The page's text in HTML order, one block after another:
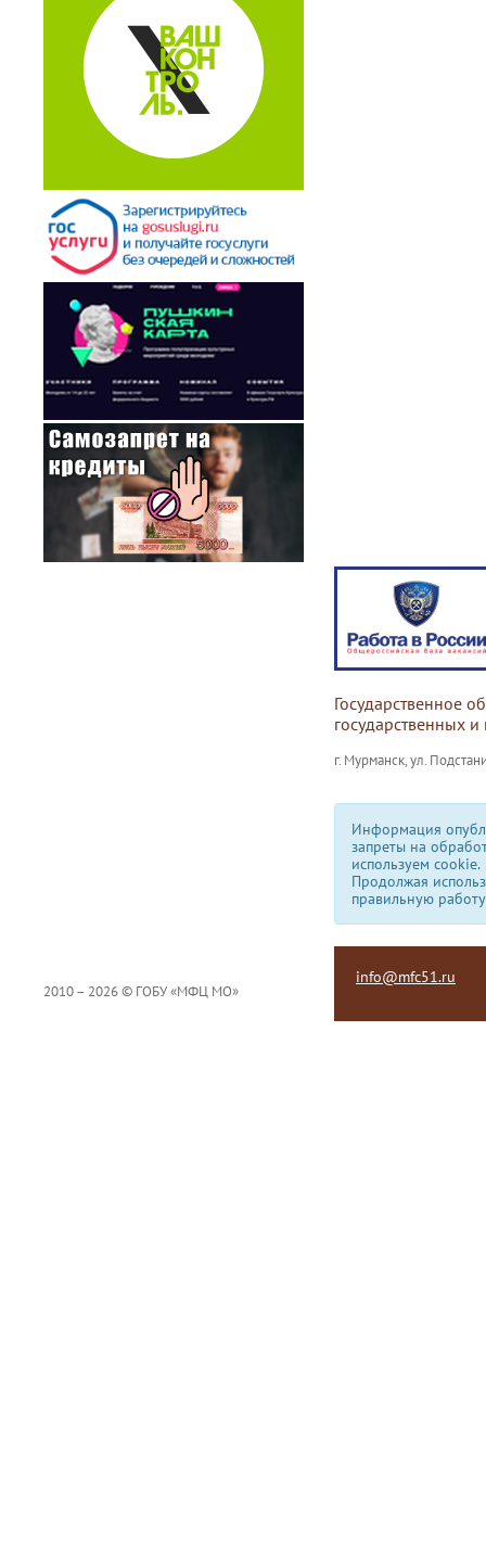
Государственное
государственных
г. Мурманск, ул.
Информация
запреты на
используем сookie.
Продолжая
правильную
2010 – 2026 © ГОБУ «МФЦ МО»
info@mfc51.ru